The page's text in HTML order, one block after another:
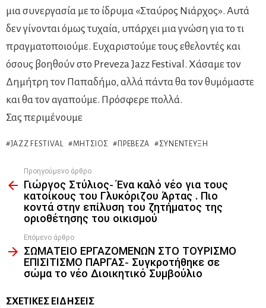
μια συνεργασία με το ίδρυμα «Σταύρος Νιάρχος». Αυτά
δεν γίνονται όμως τυχαία, υπάρχει μια γνώση για το τι
πραγματοποιούμε. Ευχαριστούμε τους εθελοντές και
όσους βοηθούν στο Preveza Jazz Festival. Χάσαμε τον
Δημήτρη τον Παπαδήμο, αλλά πάντα θα τον θυμόμαστε
και θα τον αγαπούμε. Πρόσφερε πολλά.
Σας περιμένουμε
JAZZ FESTIVAL ΜΉΤΣΙΟΣ ΠΡΈΒΕΖΑ ΣΥΝΈΝΤΕΥΞΗ
more
Προηγούμενο άρθρο
Γιώργος Στύλιος- Ένα καλό νέο για τους
κατοίκους του Γλυκόριζου Άρτας . Πιο
κοντά στην επίλυση του ζητήματος της
οριοθέτησης του οικισμού
Επόμενο άρθρο
ΣΩΜΑΤΕΙΟ ΕΡΓΑΖΟΜΕΝΩΝ ΣΤΟ ΤΟΥΡΙΣΜΟ
ΕΠΙΣΙΤΙΣΜΟ ΠΑΡΓΑΣ- Συγκροτήθηκε σε
σώμα το νέο Διοικητικό Συμβούλιο
ΣΧΕΤΙΚΈΣ ΕΙΔΉΣΕΙΣ